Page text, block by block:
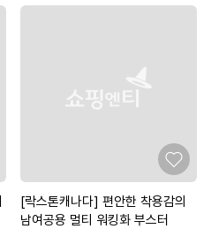
[락스톤캐나다] 편안한 착용감의
남여공용 멀티 워킹화 부스터